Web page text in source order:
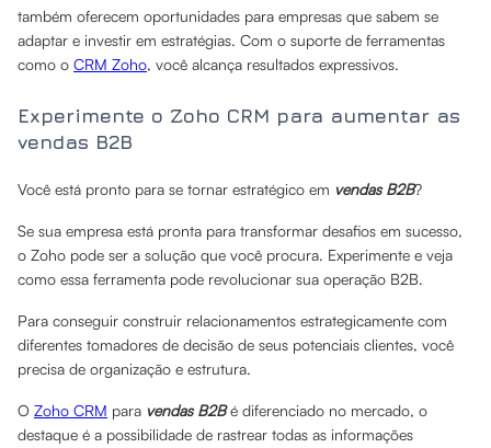
também oferecem oportunidades para empresas que sabem se
adaptar e investir em estratégias. Com o suporte de ferramentas
como o CRM Zoho, você alcança resultados expressivos.
Experimente o Zoho CRM para aumentar as
vendas B2B
Você está pronto para se tornar estratégico em vendas B2B?
Se sua empresa está pronta para transformar desafios em sucesso,
o Zoho pode ser a solução que você procura. Experimente e veja
como essa ferramenta pode revolucionar sua operação B2B.
Para conseguir construir relacionamentos estrategicamente com
diferentes tomadores de decisão de seus potenciais clientes, você
precisa de organização e estrutura.
O Zoho CRM para vendas B2Bé diferenciado no mercado, o
destaque é a possibilidade de rastrear todas as informações